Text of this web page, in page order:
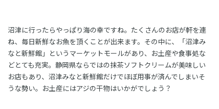
沼津に行ったらやっぱり海の幸ですね。たくさんのお店が軒を連
ね、毎日新鮮なお魚を頂くことが出来ます。その中に、「沼津み
なと新鮮館」というマーケットモールがあり、お土産や食事処な
どとても充実。静岡県ならではの抹茶ソフトクリームが美味しい
お店もあり、沼津みなと新鮮館だけでほぼ用事が済んでしまいそ
うな勢い。お土産にはアジの干物はいかがでしょう？